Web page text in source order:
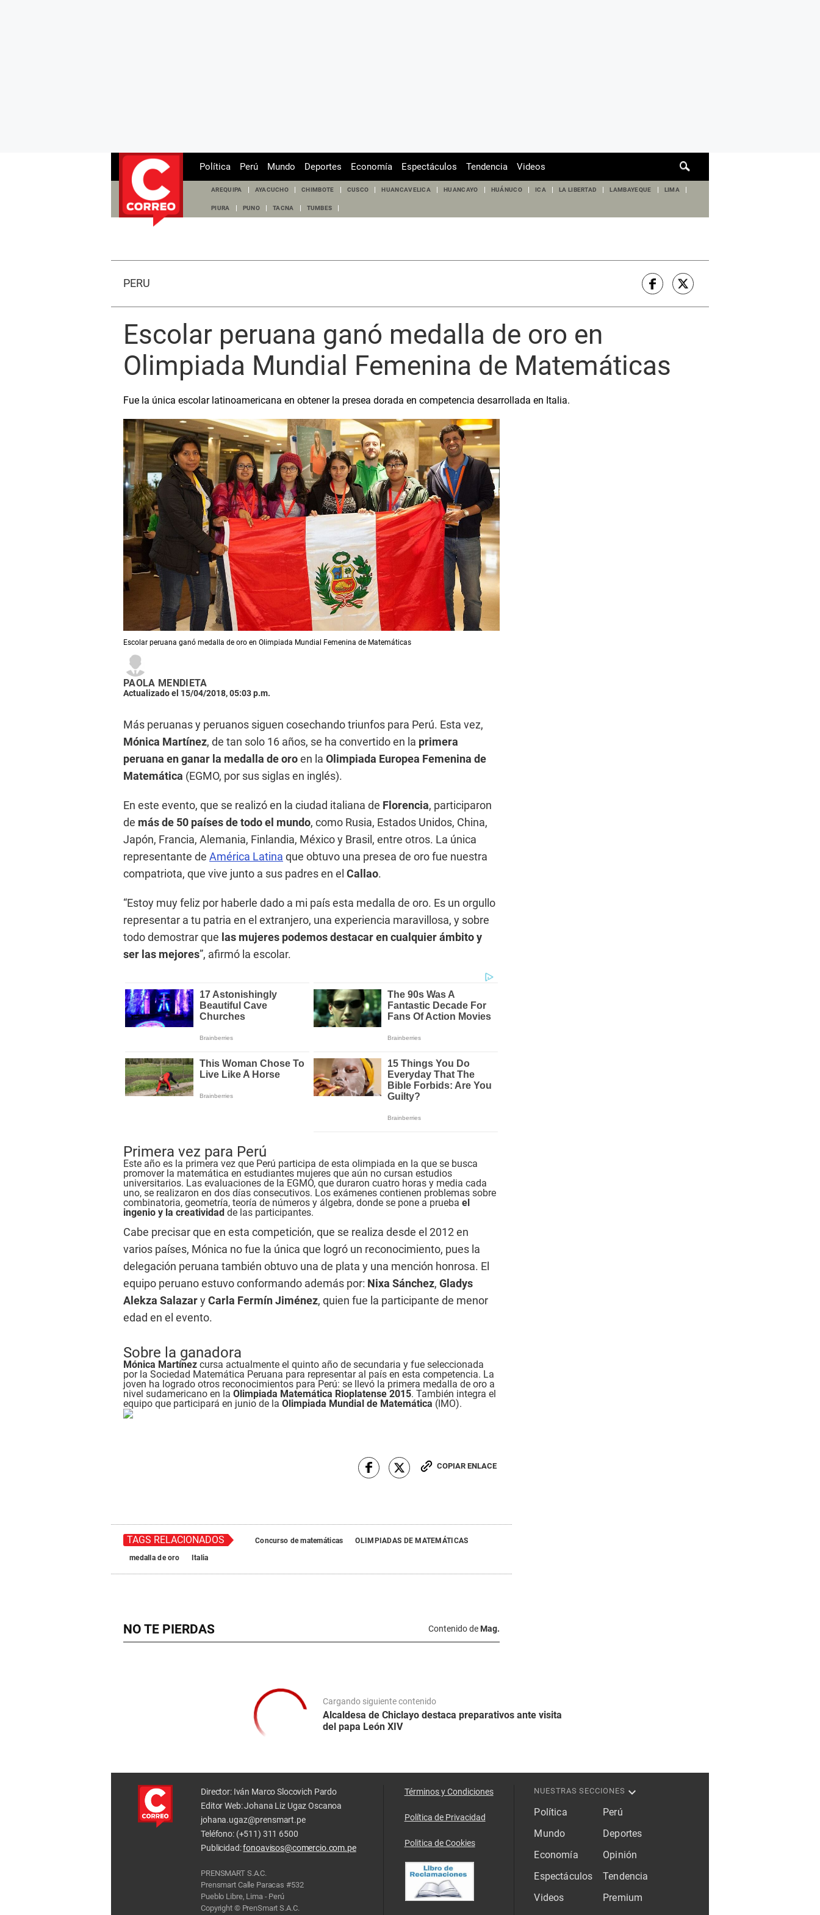
de
Política Perú Mundo Deportes Economía Espectáculos Tendencia Videos
AREQUIPA AYACUCHO CHIMBOTE CUSCO HUANCAVELICA HUANCAYO HUÁNUCO ICA LA LIBERTAD LAMBAYEQUE LIMA
PIURA PUNO TACNA TUMBES
PERÚ
Escolar peruana ganó medalla de oro en
Olimpiada Mundial Femenina de Matemáticas
Fue la única escolar latinoamericana en obtener la presea dorada en competencia desarrollada en Italia.
Escolar peruana ganó medalla de oro en Olimpiada Mundial Femenina de Matemáticas
PAOLA MENDIETA
Actualizado el 15/04/2018, 05:03 p.m.
Más peruanas y peruanos siguen cosechando triunfos para Perú. Esta vez,
Mónica Martínez, de tan solo 16 años, se ha convertido en la primera
peruana en ganar la medalla de oroen la Olimpiada Europea Femenina de
Matemática (EGMO, por sus siglas en inglés).
En este evento, que se realizó en la ciudad italiana de Florencia, participaron
de más de 50 países de todo el mundo, como Rusia, Estados Unidos, China,
Japón, Francia, Alemania, Finlandia, México y Brasil, entre otros. La única
representante de América Latina que obtuvo una presea de oro fue nuestra
compatriota, que vive junto a sus padres en el Callao.
“Estoy muy feliz por haberle dado a mi país esta medalla de oro. Es un orgullo
representar a tu patria en el extranjero, una experiencia maravillosa, y sobre
todo demostrar que las mujeres podemos destacar en cualquier ámbito y
ser las mejores”, afirmó la escolar.
Primera vez para Perú
Este año es la primera vez que Perú participa de esta olimpiada en la que se busca
promover la matemática en estudiantes mujeres que aún no cursan estudios
universitarios. Las evaluaciones de la EGMO, que duraron cuatro horas y media cada
uno, se realizaron en dos días consecutivos. Los exámenes contienen problemas sobre
combinatoria, geometría, teoría de números y álgebra, donde se pone a prueba el
ingenio y la creatividad de las participantes.
Cabe precisar que en esta competición, que se realiza desde el 2012 en
varios países, Mónica no fue la única que logró un reconocimiento, pues la
delegación peruana también obtuvo una de plata y una mención honrosa. El
equipo peruano estuvo conformando además por: Nixa Sánchez, Gladys
Alekza SalazaryCarla Fermín Jiménez, quien fue la participante de menor
edad en el evento.
Sobre la ganadora
Mónica Martínez cursa actualmente el quinto año de secundaria y fue seleccionada
por la Sociedad Matemática Peruana para representar al país en esta competencia. La
joven ha logrado otros reconocimientos para Perú: se llevó la primera medalla de oro a
nivel sudamericano en la Olimpiada Matemática Rioplatense 2015. También integra el
equipo que participará en junio de la Olimpiada Mundial de Matemática (IMO).
COPIAR ENLACE
TAGS RELACIONADOS Concurso de matemáticas
OLIMPIADAS DE MATEMÁTICAS
medalla de oro
Italia
NO TE PIERDAS Contenido de Mag.
Cargando siguiente contenido
Alcaldesa de Chiclayo destaca preparativos ante visita
del papa León XIV
Director: Iván Marco Slocovich Pardo
Editor Web: Johana Liz Ugaz Oscanoa
johana.ugaz@prensmart.pe
Teléfono: (+511) 311 6500
Publicidad:fonoavisos@comercio.com.pe
PRENSMART S.A.C.
Prensmart Calle Paracas #532
Pueblo Libre, Lima - Perú
Copyright © PrenSmart S.A.C.
Términos y Condiciones
Política de Privacidad
Politica de Cookies
NUESTRAS SECCIONES
Política
Perú
Mundo
Deportes
Economía
Opinión
Espectáculos
Tendencia
Videos
Premium